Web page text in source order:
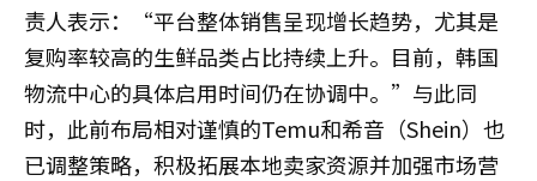
责人表示：“平台整体销售呈现增长趋势，尤其是
复购率较高的生鲜品类占比持续上升。目前，韩国
物流中心的具体启用时间仍在协调中。”与此同
时，此前布局相对谨慎的Temu和希音（Shein）也
已调整策略，积极拓展本地卖家资源并加强市场营